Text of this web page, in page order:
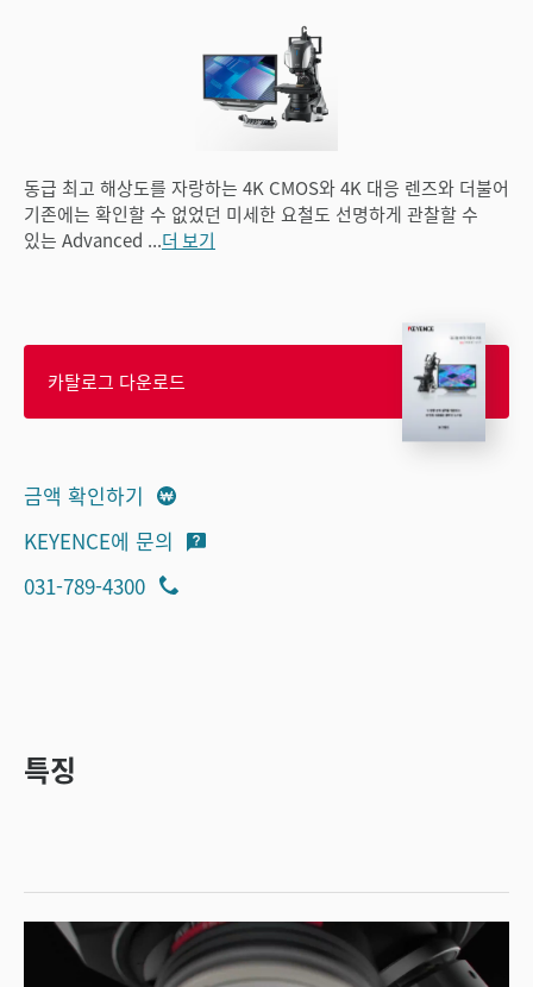
동급 최고 해상도를 자랑하는 4K CMOS와 4K 대응 렌즈와 더불어
기존에는 확인할 수 없었던 미세한 요철도 선명하게 관찰할 수
있는 Advanced ...더 보기
카탈로그 다운로드
금액 확인하기
KEYENCE에 문의
031-789-4300
특징